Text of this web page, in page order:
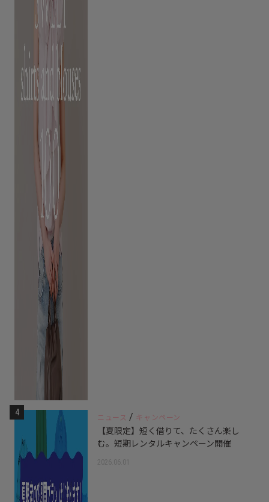
4 ニュース / キャンペーン
【夏限定】短く借りて、たくさん楽し
む。短期レンタルキャンペーン開催
2026.06.01